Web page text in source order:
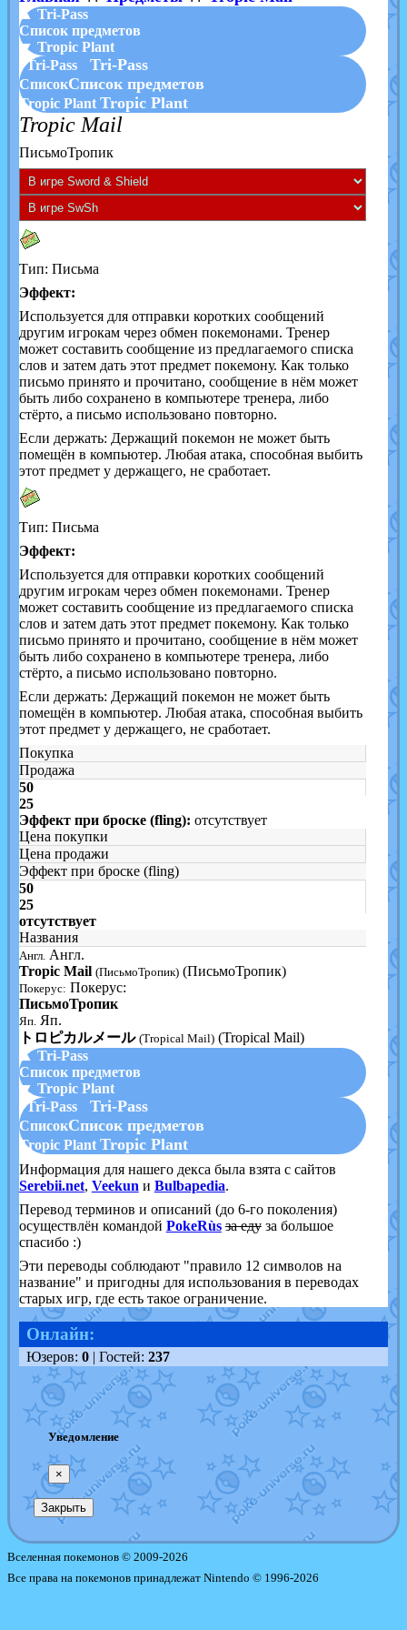
▲ Tri-Pass
Список предметов
▼ Tropic Plant
Tri-Pass
Tri-Pass
СписокСписок предметов
Tropic Plant Tropic Plant
Tropic Mail
ПисьмоТропик
Тип: Письма
Эффект:
Используется для отправки коротких сообщений
другим игрокам через обмен покемонами. Тренер
может составить сообщение из предлагаемого списка
слов и затем дать этот предмет покемону. Как только
письмо принято и прочитано, сообщение в нём может
быть либо сохранено в компьютере тренера, либо
стёрто, а письмо использовано повторно.
Если держать: Держащий покемон не может быть
помещён в компьютер. Любая атака, способная выбить
этот предмет у держащего, не сработает.
Тип: Письма
Эффект:
Используется для отправки коротких сообщений
другим игрокам через обмен покемонами. Тренер
может составить сообщение из предлагаемого списка
слов и затем дать этот предмет покемону. Как только
письмо принято и прочитано, сообщение в нём может
быть либо сохранено в компьютере тренера, либо
стёрто, а письмо использовано повторно.
Если держать: Держащий покемон не может быть
помещён в компьютер. Любая атака, способная выбить
этот предмет у держащего, не сработает.
Покупка
Продажа
50
25
Эффект при броске (fling): отсутствует
Цена покупки
Цена продажи
Эффект при броске (fling)
50
25
отсутствует
Названия
Англ. Англ.
Tropic Mail (ПисьмоТропик) (ПисьмоТропик)
Покерус: Покерус:
ПисьмоТропик
Яп. Яп.
トロピカルメール (Tropical Mail) (Tropical Mail)
▲ Tri-Pass
Список предметов
▼ Tropic Plant
Tri-Pass
Tri-Pass
СписокСписок предметов
Tropic Plant Tropic Plant
Информация для нашего декса была взята с сайтов
Serebii.net, Veekun и Bulbapedia.
Перевод терминов и описаний (до 6-го поколения)
осуществлён командой PokeRùs за едуза большое
спасибо :)
Эти переводы соблюдают "правило 12 символов на
название" и пригодны для использования в переводах
старых игр, где есть такое ограничение.
Онлайн:
Юзеров: 0| Гостей: 237
Уведомление
×
Закрыть
Вселенная покемонов © 2009-2026
Все права на покемонов принадлежат Nintendo © 1996-2026